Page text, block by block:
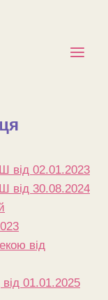
від 02.01.2023
від 30.08.2024
від
01.01.2025